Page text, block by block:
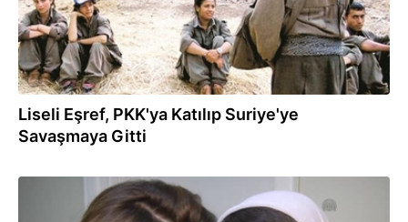
Liseli Eşref, PKK'ya Katılıp Suriye'ye
Savaşmaya Gitti
21.06.2014